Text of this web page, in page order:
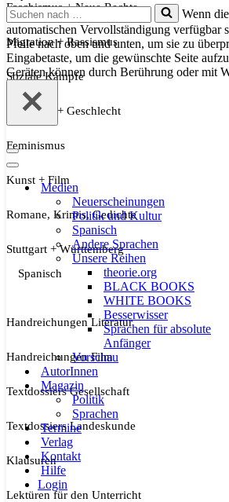
Suchen
nach …
Wenn
automatischen Vervollständigung verfügbar
Pfeile nach oben und unten, um sie zu
Eingabetaste, um die gewünschte Seite
Geräten können durch Berührung oder mit
Navigationsmenü
Navigationsmenü
Medien
Neuerscheinungen
Politik und Kultur
Spanisch
Andere Sprachen
Unsere Reihen
theorie.org
BLACK BOOKS
WHITE BOOKS
Besserwisser
Sprachen für absolute
Anfänger
Vorschau
AutorInnen
Magazin
Politik
Sprachen
Termine
Verlag
Kontakt
Hilfe
Login
Faschismus + Neue Rechte
Migration + Rassismus
Soziale Kämpfe
Sexualität + Geschlecht
Feminismus
Kunst + Film
Romane, Krimis, Gedichte
Stuttgart + Württemberg
Spanisch
Handreichungen Literatur
Handreichungen Film
Textdossiers Gesellschaft
Textdossiers Landeskunde
Klausuren
Lektüren für den Unterricht